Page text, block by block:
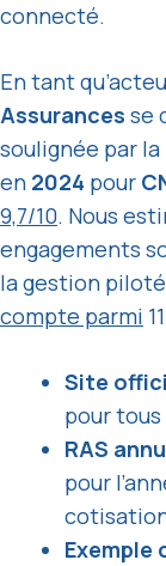
connecté.
En tant
Assurances se
soulignée par
en 2024 pour
9,7/10. Nous
engagements
la gestion
compte parmi
Site
pour tous
RAS
pour
Exemple